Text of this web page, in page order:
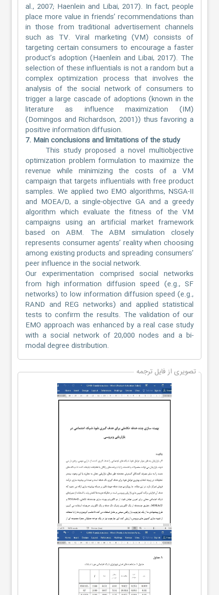
al., 2007; Haenlein and Libai, 2017). In fact, people
place more value in friends’ recommendations than
in those from traditional advertisement channels
such as TV. Viral marketing (VM) consists of
targeting certain consumers to encourage a faster
product’s adoption (Haenlein and Libai, 2017). The
selection of these influentials is not a random but a
complex optimization process that involves the
analysis of the social network of consumers to
trigger a large cascade of adoptions (known in the
literature as influence maximization (IM)
(Domingos and Richardson, 2001)) thus favoring a
positive information diffusion.
7. Main conclusions and limitations of the study
This study proposed a novel multiobjective
optimization problem formulation to maximize the
revenue while minimizing the costs of a VM
campaign that targets influentials with free product
samples. We applied two EMO algorithms, NSGA-II
and MOEA/D, a single-objective GA and a greedy
algorithm which evaluate the fitness of the VM
campaigns using an artificial market framework
based on ABM. The ABM simulation closely
represents consumer agents’ reality when choosing
among existing products and spreading consumers’
peer influence in the social network.
Our experimentation comprised social networks
from high information diffusion speed (e.g., SF
networks) to low information diffusion speed (e.g.,
RAND and REG networks) and applied statistical
tests to confirm the results. The validation of our
EMO approach was enhanced by a real case study
with a social network of 20,000 nodes and a bi-
modal degree distribution.
تصویری از فایل ترجمه